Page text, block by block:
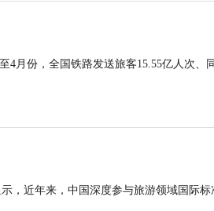
4月份，全国铁路发送旅客15.55亿人次、
，近年来，中国深度参与旅游领域国际标